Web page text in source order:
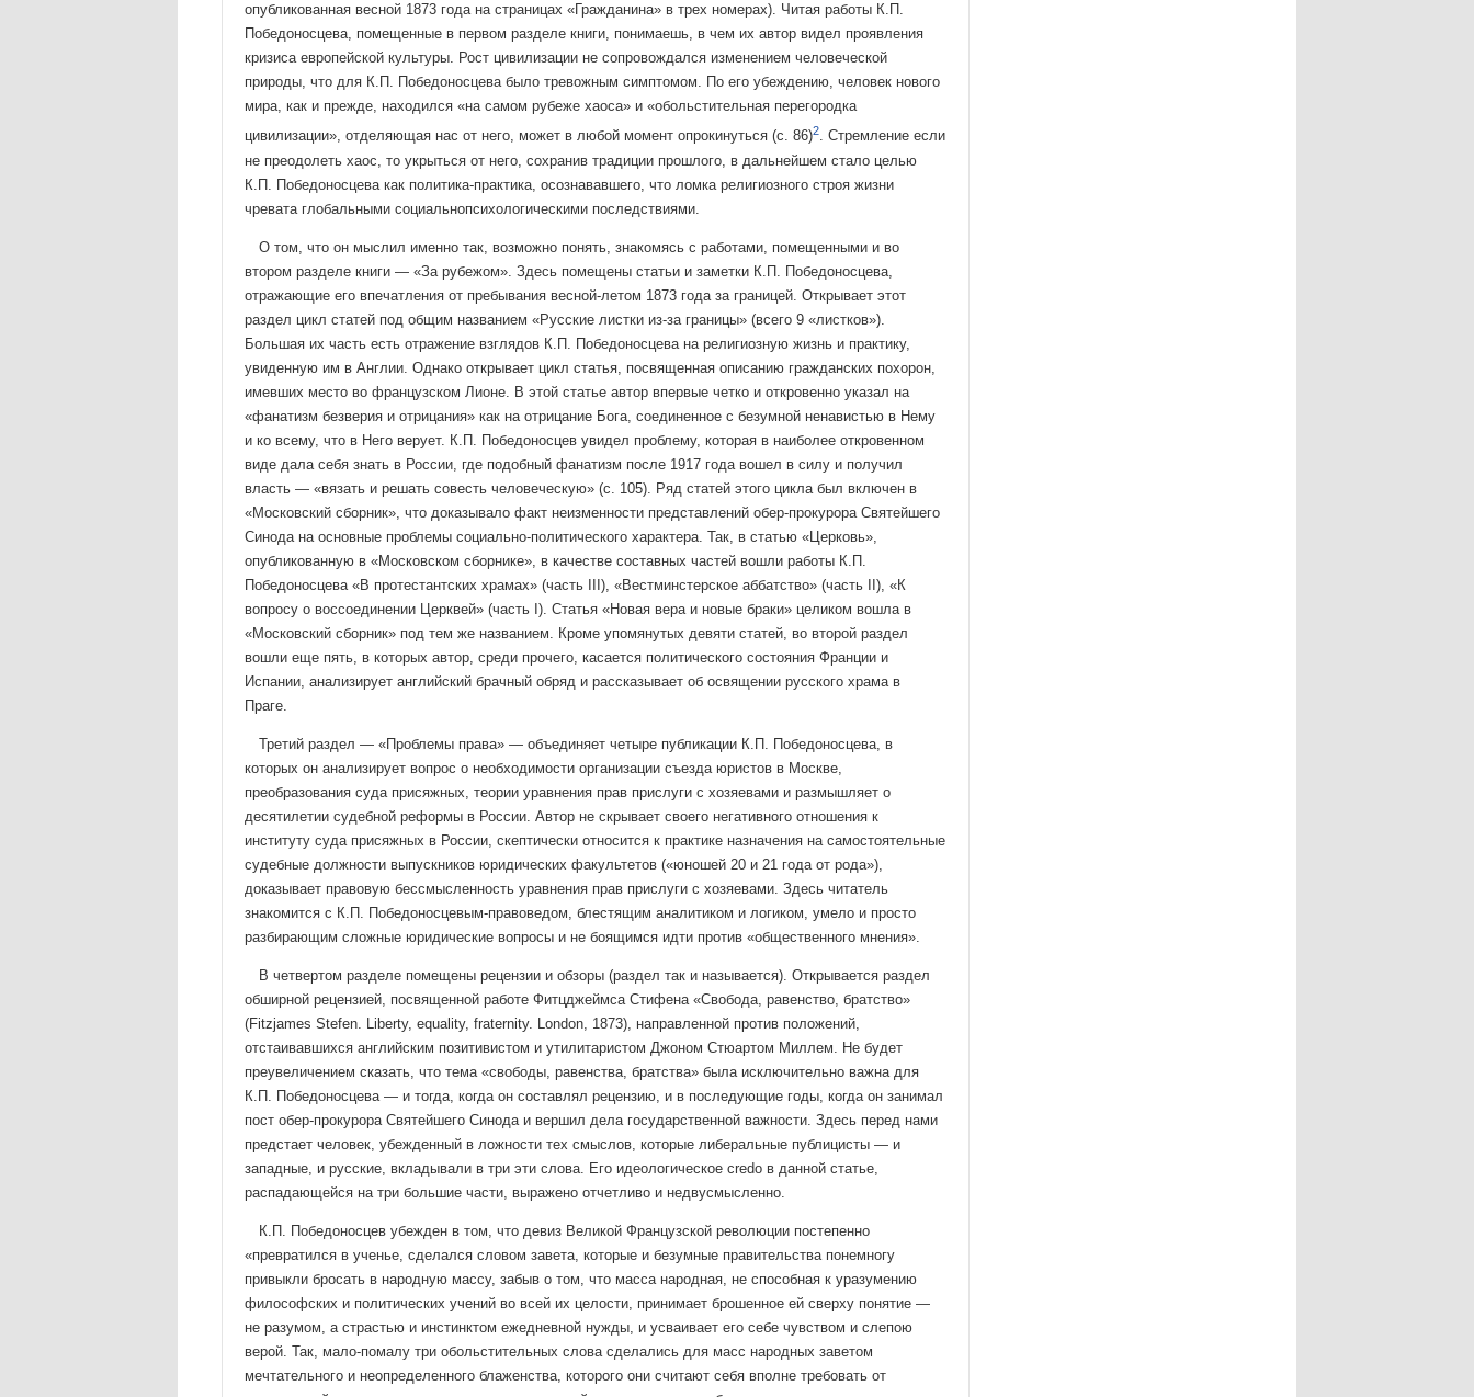
опубликованная весной 1873 года на страницах «Граж­данина» в трех номерах). Читая работы К.П.
Победоносце­ва, помещенные в первом разделе книги, понимаешь, в чем их автор видел проявления
кризиса европейской культуры. Рост цивилизации не сопровождался изменением человечес­кой
природы, что для К.П. Победоносцева было тревожным симптомом. По его убеждению, человек нового
мира, как и прежде, находился «на самом рубеже хаоса» и «обольсти­тельная перегородка
цивилизации», отделяющая нас от него, может в любой момент опрокинуться (с. 86)2. Стремление если
не преодолеть хаос, то укрыться от него, сохранив тра­диции прошлого, в дальнейшем стало целью
К.П. Победо­носцева как политика-практика, осознававшего, что ломка религиозного строя жизни
чревата глобальными социально­психологическими последствиями.
О том, что он мыслил именно так, возможно понять, знакомясь с работами, помещенными и во
втором разделе кни­ги — «За рубежом». Здесь помещены статьи и заметки К.П. Победоносцева,
отражающие его впечатления от пребывания весной-летом 1873 года за границей. Открывает этот
раздел цикл статей под общим названием «Русские листки из-за гра­ницы» (всего 9 «листков»).
Большая их часть есть отражение взглядов К.П. Победоносцева на религиозную жизнь и прак­тику,
увиденную им в Англии. Однако открывает цикл ста­тья, посвященная описанию гражданских похорон,
имевших место во французском Лионе. В этой статье автор впервые четко и откровенно указал на
«фанатизм безверия и отрица­ния» как на отрицание Бога, соединенное с безумной ненави­стью в Нему
и ко всему, что в Него верует. К.П. Победонос­цев увидел проблему, которая в наиболее откровенном
виде дала себя знать в России, где подобный фанатизм после 1917 года вошел в силу и получил
власть — «вязать и решать со­весть человеческую» (с. 105). Ряд статей этого цикла был включен в
«Московский сборник», что доказывало факт не­изменности представлений обер-прокурора Святейшего
Си­нода на основные проблемы социально-политического харак­тера. Так, в статью «Церковь»,
опубликованную в «Московс­ком сборнике», в качестве составных частей вошли работы К.П.
Победоносцева «В протестантских храмах» (часть III), «Вестминстерское аббатство» (часть II), «К
вопросу о воссое­динении Церквей» (часть I). Статья «Новая вера и новые бра­ки» целиком вошла в
«Московский сборник» под тем же на­званием. Кроме упомянутых девяти статей, во второй раздел
вошли еще пять, в которых автор, среди прочего, касается политического состояния Франции и
Испании, анализирует английский брачный обряд и рассказывает об освящении рус­ского храма в
Праге.
Третий раздел — «Проблемы права» — объединяет че­тыре публикации К.П. Победоносцева, в
которых он анализи­рует вопрос о необходимости организации съезда юристов в Москве,
преобразования суда присяжных, теории уравнения прав прислуги с хозяевами и размышляет о
десятилетии судеб­ной реформы в России. Автор не скрывает своего негативного отношения к
институту суда присяжных в России, скептичес­ки относится к практике назначения на самостоятельные
су­дебные должности выпускников юридических факультетов («юношей 20 и 21 года от рода»),
доказывает правовую бес­смысленность уравнения прав прислуги с хозяевами. Здесь читатель
знакомится с К.П. Победоносцевым-правоведом, бле­стящим аналитиком и логиком, умело и просто
разбирающим сложные юридические вопросы и не боящимся идти против «общественного мнения».
В четвертом разделе помещены рецензии и обзоры (раздел так и называется). Открывается раздел
обширной ре­цензией, посвященной работе Фитцджеймса Стифена «Сво­бода, равенство, братство»
(Fitzjames Stefen. Liberty, equality, fraternity. London, 1873), направленной против положений,
отстаивавшихся английским позитивистом и утилитаристом Джоном Стюартом Миллем. Не будет
преувеличением ска­зать, что тема «свободы, равенства, братства» была исклю­чительно важна для
К.П. Победоносцева — и тогда, когда он составлял рецензию, и в последующие годы, когда он за­нимал
пост обер-прокурора Святейшего Синода и вершил дела государственной важности. Здесь перед нами
предста­ет человек, убежденный в ложности тех смыслов, которые либеральные публицисты — и
западные, и русские, вклады­вали в три эти слова. Его идеологическое credo в данной ста­тье,
распадающейся на три большие части, выражено отчет­ливо и недвусмысленно.
К.П. Победоносцев убежден в том, что девиз Великой Французской революции постепенно
«превратился в ученье, сделался словом завета, которые и безумные правительства понемногу
привыкли бросать в народную массу, забыв о том, что масса народная, не способная к уразумению
философских и политических учений во всей их целости, принимает брошен­ное ей сверху понятие —
не разумом, а страстью и инстинктом ежедневной нужды, и усваивает его себе чувством и слепою
верой. Так, мало-помалу три обольстительных слова сделались для масс народных заветом
мечтательного и неопределенного блаженства, которого они считают себя вполне требовать от